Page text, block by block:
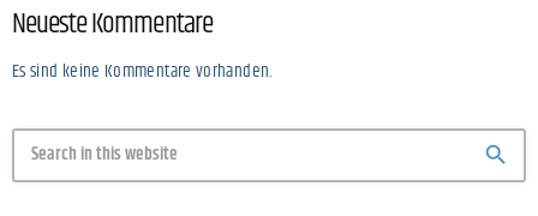
Neueste Kommentare
Es sind keine Kommentare vorhanden.
search